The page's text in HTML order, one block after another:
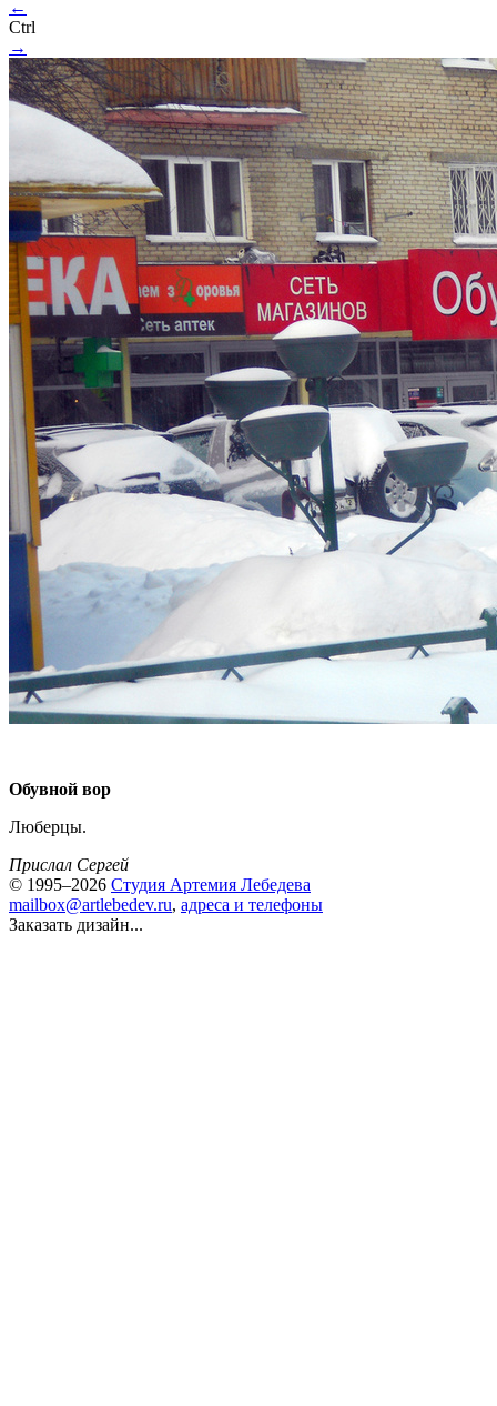
←
Ctrl
→
Обувной вор
Люберцы.
Прислал Сергей
© 1995–2026 Студия Артемия Лебедева
mailbox@artlebedev.ru, адреса и телефоны
Заказать дизайн...